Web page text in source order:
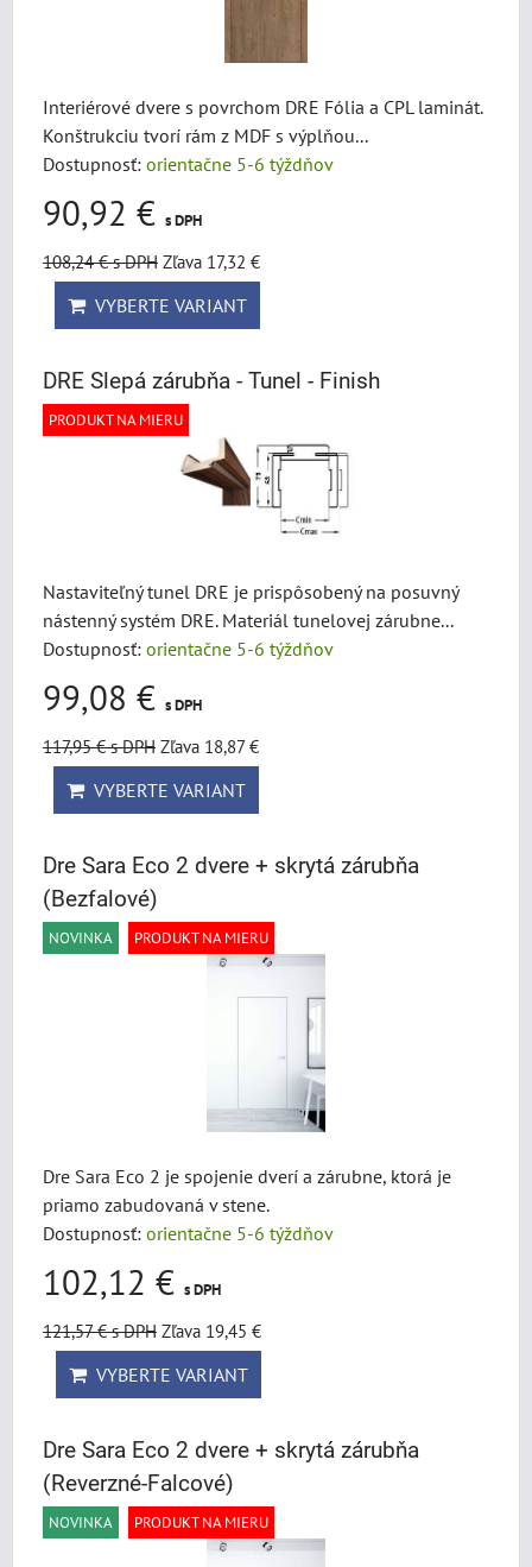
Interiérové dvere s povrchom DRE Fólia a CPL laminát.
Konštrukciu tvorí rám z MDF s výplňou...
Dostupnosť: orientačne 5-6 týždňov
90,92 € s DPH
108,24 €s DPH Zľava 17,32 €
VYBERTE VARIANT
DRE Slepá zárubňa - Tunel - Finish
PRODUKT NA MIERU
Nastaviteľný tunel DRE je prispôsobený na posuvný
nástenný systém DRE. Materiál tunelovej zárubne...
Dostupnosť: orientačne 5-6 týždňov
99,08 € s DPH
117,95 €s DPH Zľava 18,87 €
VYBERTE VARIANT
Dre Sara Eco 2 dvere + skrytá zárubňa
(Bezfalové)
NOVINKA PRODUKT NA MIERU
Dre Sara Eco 2 je spojenie dverí a zárubne, ktorá je
priamo zabudovaná v stene.
Dostupnosť: orientačne 5-6 týždňov
102,12 € s DPH
121,57 €s DPH Zľava 19,45 €
VYBERTE VARIANT
Dre Sara Eco 2 dvere + skrytá zárubňa
(Reverzné-Falcové)
NOVINKA PRODUKT NA MIERU